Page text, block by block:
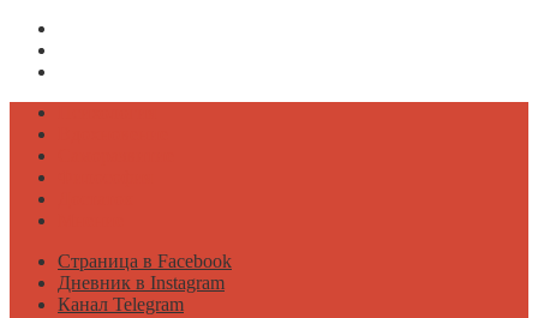
Страница в Facebook
Дневник в Instagram
Канал Telegram